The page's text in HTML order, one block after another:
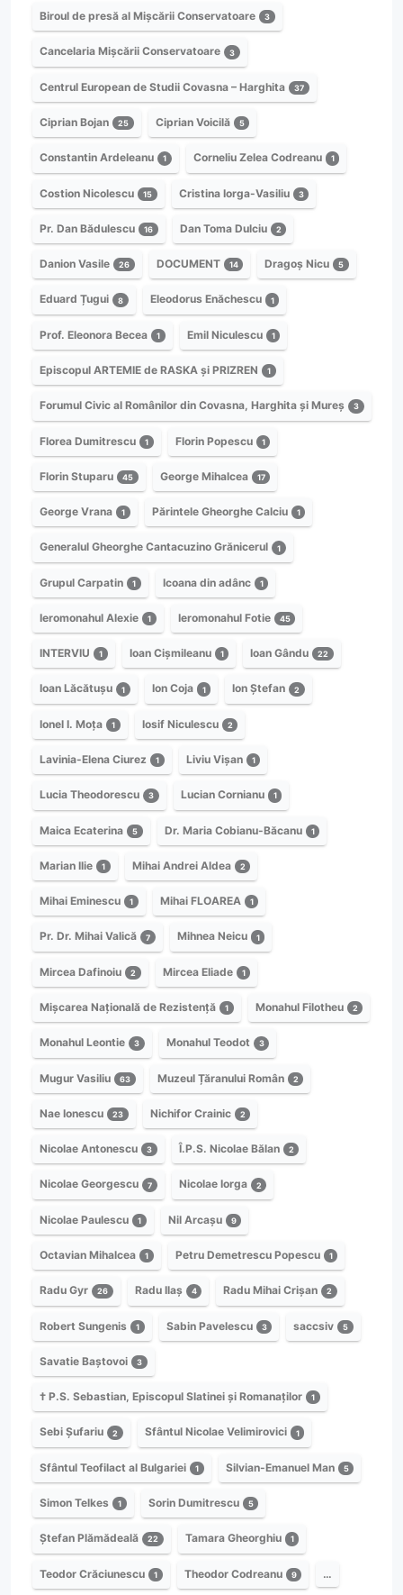
Biroul de presă al Mișcării Conservatoare 3
Cancelaria Mișcării Conservatoare 3
Centrul European de Studii Covasna – Harghita 37
Ciprian Bojan 25 Ciprian Voicilă 5
Constantin Ardeleanu 1 Corneliu Zelea Codreanu 1
Costion Nicolescu 15 Cristina Iorga-Vasiliu 3
Pr. Dan Bădulescu 16 Dan Toma Dulciu 2
Danion Vasile 26 DOCUMENT 14 Dragoș Nicu 5
Eduard Țugui 8 Eleodorus Enăchescu 1
Prof. Eleonora Becea 1 Emil Niculescu 1
Episcopul ARTEMIE de RASKA și PRIZREN 1
Forumul Civic al Românilor din Covasna, Harghita și Mureș 3
Florea Dumitrescu 1 Florin Popescu 1
Florin Stuparu 45 George Mihalcea 17
George Vrana 1 Părintele Gheorghe Calciu 1
Generalul Gheorghe Cantacuzino Grănicerul 1
Grupul Carpatin 1 Icoana din adânc 1
Ieromonahul Alexie 1 Ieromonahul Fotie 45
INTERVIU 1 Ioan Cișmileanu 1 Ioan Gându 22
Ioan Lăcătușu 1 Ion Coja 1 Ion Ștefan 2
Ionel I. Moța 1 Iosif Niculescu 2
Lavinia-Elena Ciurez 1 Liviu Vișan 1
Lucia Theodorescu 3 Lucian Cornianu 1
Maica Ecaterina 5 Dr. Maria Cobianu-Băcanu 1
Marian Ilie 1 Mihai Andrei Aldea 2
Mihai Eminescu 1 Mihai FLOAREA 1
Pr. Dr. Mihai Valică 7 Mihnea Neicu 1
Mircea Dafinoiu 2 Mircea Eliade 1
Mișcarea Națională de Rezistență 1 Monahul Filotheu 2
Monahul Leontie 3 Monahul Teodot 3
Mugur Vasiliu 63 Muzeul Țăranului Român 2
Nae Ionescu 23 Nichifor Crainic 2
Nicolae Antonescu 3 Î.P.S. Nicolae Bălan 2
Nicolae Georgescu 7 Nicolae Iorga 2
Nicolae Paulescu 1 Nil Arcașu 9
Octavian Mihalcea 1 Petru Demetrescu Popescu 1
Radu Gyr 26 Radu Ilaș 4 Radu Mihai Crișan 2
Robert Sungenis 1 Sabin Pavelescu 3 saccsiv 5
Savatie Baștovoi 3
† P.S. Sebastian, Episcopul Slatinei și Romanaților 1
Sebi Șufariu 2 Sfântul Nicolae Velimirovici 1
Sfântul Teofilact al Bulgariei 1 Silvian-Emanuel Man 5
Simon Telkes 1 Sorin Dumitrescu 5
Ștefan Plămădeală 22 Tamara Gheorghiu 1
Teodor Crăciunescu 1 Theodor Codreanu 9 …